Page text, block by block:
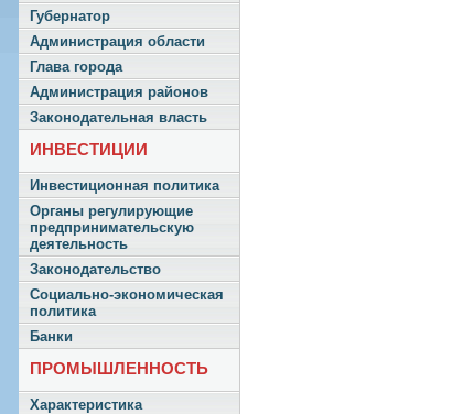
Губернатор
Администрация области
Глава города
Администрация районов
Законодательная власть
ИНВЕСТИЦИИ
Инвестиционная политика
Органы регулирующие
предпринимательскую
деятельность
Законодательство
Социально-экономическая
политика
Банки
ПРОМЫШЛЕННОСТЬ
Характеристика